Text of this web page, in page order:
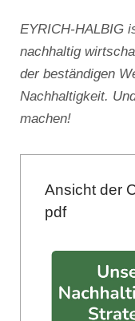
EYRICH-HALBIG
nachhaltig
der beständigen
Nachhaltigkeit.
machen!
Ansicht der
pdf